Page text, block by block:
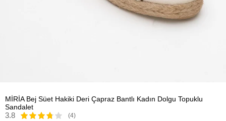
MİRİA Bej Süet Hakiki Deri Çapraz Bantlı Kadın Dolgu Topuklu
Sandalet
3.8 (4)